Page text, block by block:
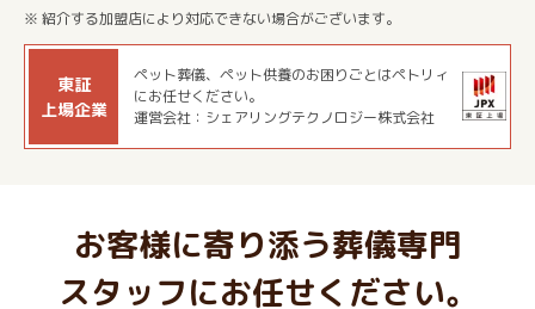
※ 紹介する加盟店により対応できない場合がございます。
東証
上場企業
ペット葬儀、ペット供養のお困りごとはペトリィ
にお任せください。
運営会社：シェアリングテクノロジー株式会社
お客様に寄り添う葬儀専門
スタッフにお任せください。